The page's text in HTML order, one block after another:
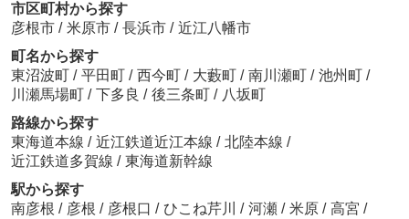
市区町村から探す
彦根市 / 米原市 / 長浜市 / 近江八幡市
町名から探す
東沼波町 / 平田町 / 西今町 / 大藪町 / 南川瀬町 / 池州町 /
川瀬馬場町 / 下多良 / 後三条町 / 八坂町
路線から探す
東海道本線 / 近江鉄道近江本線 / 北陸本線 /
近江鉄道多賀線 / 東海道新幹線
駅から探す
南彦根 / 彦根 / 彦根口 / ひこね芹川 / 河瀬 / 米原 / 高宮 /